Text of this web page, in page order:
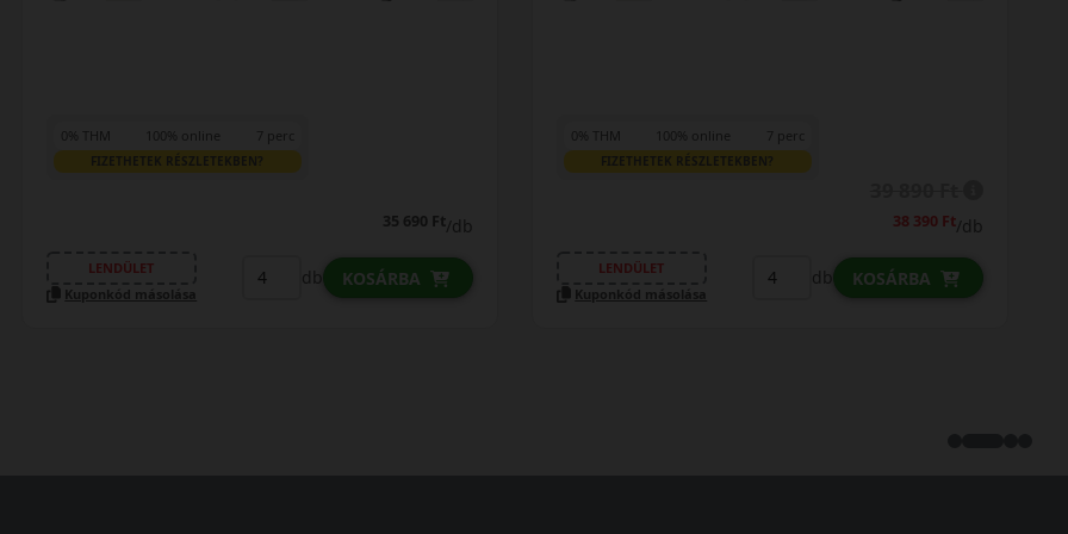
0% THM 100% online
FIZETHETEK RÉSZLETEKBEN?
41 090 Ft
LENDÜLET
Kuponkód másolása
db KOSÁRBA
0% THM 100% online
FIZETHETEK RÉSZLETEKBEN?
43 890 Ft
LENDÜLET
Kuponkód másolása
db KOSÁRBA